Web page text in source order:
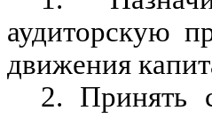
аудиторскую
движения
2. Принять